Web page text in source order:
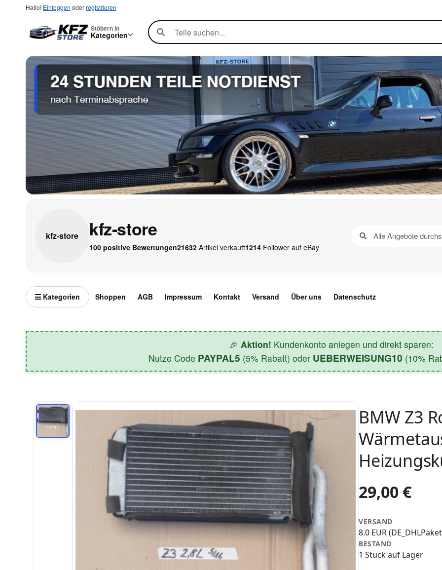
Hallo! Einloggen oderregistrieren
Stöbern in
Kategorien
kfz-store kfz-store
100 positive Bewertungen21632 Artikel verkauft1214 Follower auf eBay
Kategorien Shoppen AGB Impressum Kontakt Versand Über uns Datenschutz
🎉 Aktion! Kundenkonto anlegen und direkt sparen:
Nutze Code PAYPAL5 (5% Rabatt) oder UEBERWEISUNG10 (10%
BMW Z3
29,00 €
VERSAND
8.0 EUR
BESTAND
1 Stück auf Lager